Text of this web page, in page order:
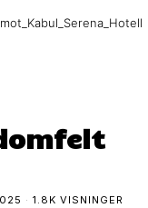
1.8K VISNINGER